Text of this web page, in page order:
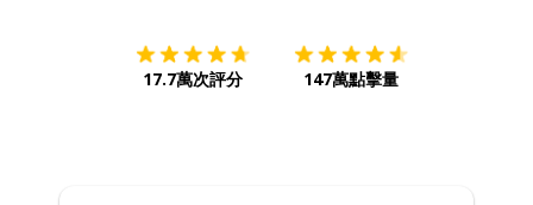
17.7萬次評分 147萬點擊量